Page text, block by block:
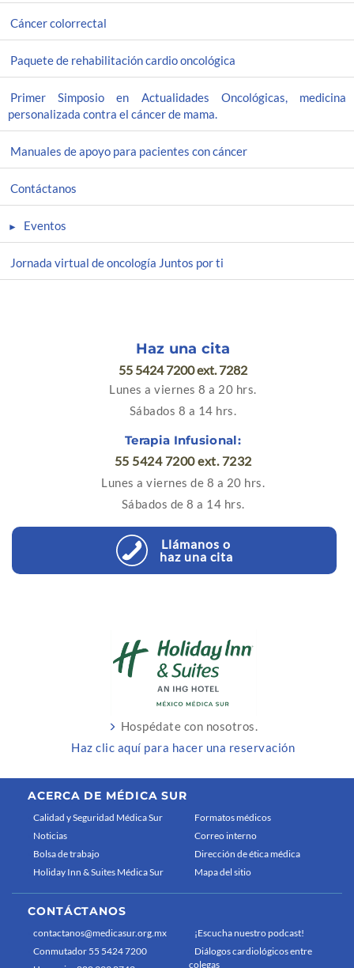
Cáncer colorrectal
Paquete de rehabilitación cardio oncológica
Primer Simposio en Actualidades Oncológicas, medicina
personalizada contra el cáncer de mama.
Manuales de apoyo para pacientes con cáncer
Contáctanos
Eventos
Jornada virtual de oncología Juntos por ti
Haz una cita
55 5424 7200 ext. 7282
Lunes a viernes 8 a 20 hrs.
Sábados 8 a 14 hrs.
Terapia Infusional:
55 5424 7200 ext. 7232
Lunes a viernes de 8 a 20 hrs.
Sábados de 8 a 14 hrs.
Llámanos o
haz una cita
Hospédate con nosotros.
Haz clic aquí para hacer una reservación
ACERCA DE MÉDICA SUR
Calidad y Seguridad Médica Sur
Noticias
Bolsa de trabajo
Holiday Inn & Suites Médica Sur
Formatos médicos
Correo interno
Dirección de ética médica
Mapa del sitio
CONTÁCTANOS
contactanos@medicasur.org.mx
Conmutador 55 5424 7200
¡Escucha nuestro podcast!
Diálogos cardiológicos entre
colegas